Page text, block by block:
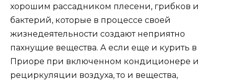
хорошим рассадником плесени, грибков и
бактерий, которые в процессе своей
жизнедеятельности создают неприятно
пахнущие вещества. А если еще и курить в
Приоре при включенном кондиционере и
рециркуляции воздуха, то и вещества,